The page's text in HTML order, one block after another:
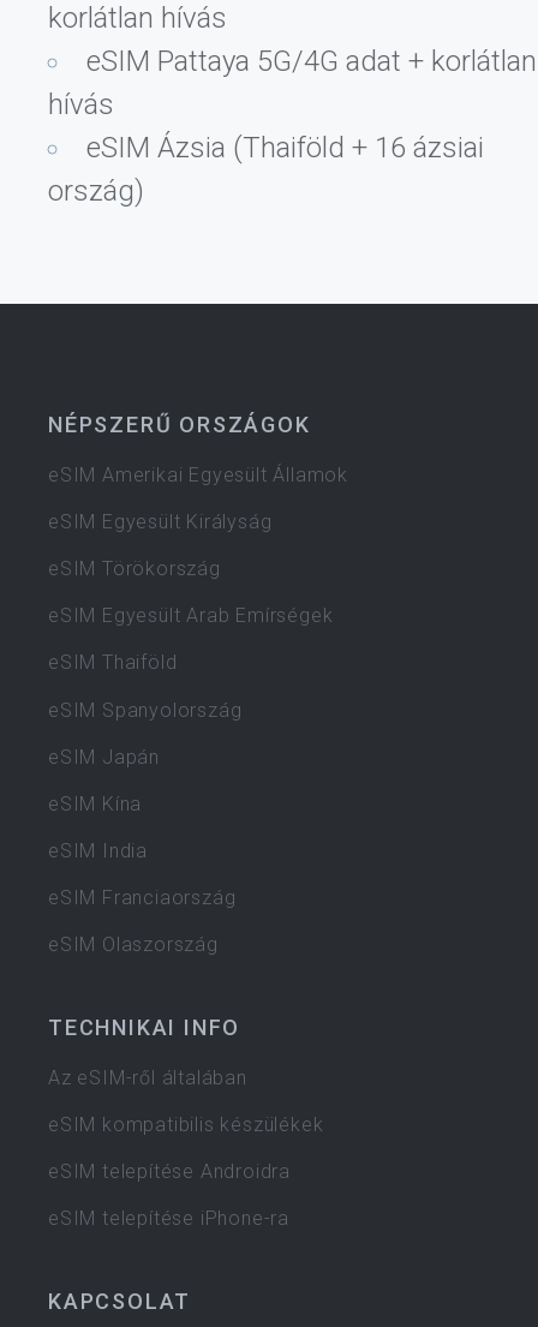
korlátlan hívás
eSIM Pattaya 5G/4G adat + korlátlan
hívás
eSIM Ázsia (Thaiföld + 16 ázsiai
ország)
NÉPSZERŰ ORSZÁGOK
eSIM Amerikai Egyesült Államok
eSIM Egyesült Királyság
eSIM Törökország
eSIM Egyesült Arab Emírségek
eSIM Thaiföld
eSIM Spanyolország
eSIM Japán
eSIM Kína
eSIM India
eSIM Franciaország
eSIM Olaszország
TECHNIKAI INFO
Az eSIM-ről általában
eSIM kompatibilis készülékek
eSIM telepítése Androidra
eSIM telepítése iPhone-ra
KAPCSOLAT